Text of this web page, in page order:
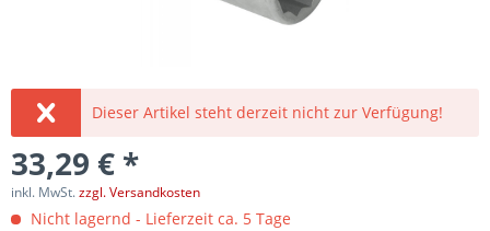
Dieser Artikel steht derzeit nicht zur Verfügung!
33,29 € *
inkl. MwSt.zzgl. Versandkosten
Nicht lagernd - Lieferzeit ca. 5 Tage